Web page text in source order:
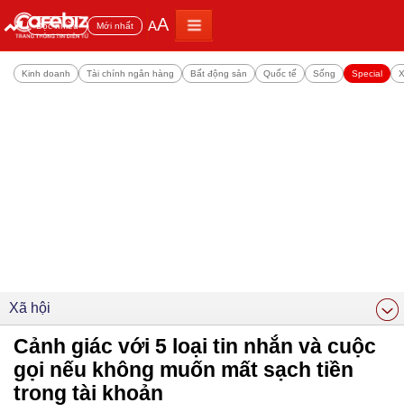
Đọc nhiều Mới nhất AA
Kinh doanh Tài chính ngân hàng Bất động sản Quốc tế Sống Special
Xã hội
Cảnh giác với 5 loại tin nhắn và cuộc
gọi nếu không muốn mất sạch tiền
trong tài khoản